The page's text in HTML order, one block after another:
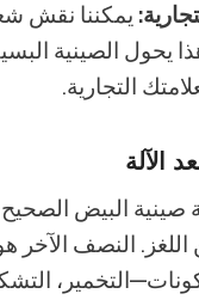
يمكننا نقش
يحول الصينية
التجارية.
الآلة
صينية البيض
من اللغز. النصف